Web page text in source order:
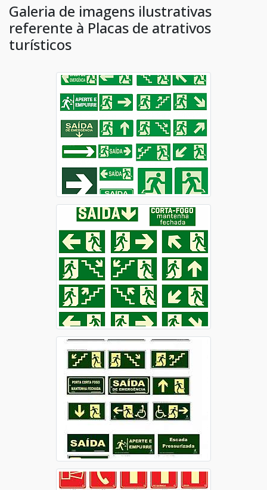
Galeria de imagens ilustrativas
referente à Placas de atrativos
turísticos